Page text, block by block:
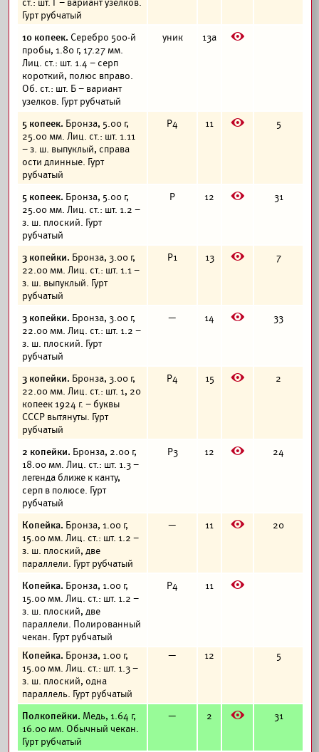
ст.: шт. Г – вариант узелков.
Гурт рубчатый
10 копеек. Серебро 500-й
пробы, 1.80 г, 17.27 мм.
Лиц. ст.: шт. 1.4 – серп
короткий, полюс вправо.
Об. ст.: шт. Б – вариант
узелков. Гурт рубчатый
уник 13а E
5 копеек. Бронза, 5.00 г,
25.00 мм. Лиц. ст.: шт. 1.11
– з. ш. выпуклый, справа
ости длинные. Гурт
рубчатый
Р4 11 E 5
5 копеек. Бронза, 5.00 г,
25.00 мм. Лиц. ст.: шт. 1.2 –
з. ш. плоский. Гурт
рубчатый
Р 12 E 31
3 копейки. Бронза, 3.00 г,
22.00 мм. Лиц. ст.: шт. 1.1 –
з. ш. выпуклый. Гурт
рубчатый
Р1 13 E 7
3 копейки. Бронза, 3.00 г,
22.00 мм. Лиц. ст.: шт. 1.2 –
з. ш. плоский. Гурт
рубчатый
— 14 E 33
3 копейки. Бронза, 3.00 г,
22.00 мм. Лиц. ст.: шт. 1, 20
копеек 1924 г. – буквы
СССР вытянуты. Гурт
рубчатый
Р4 15 E 2
2 копейки. Бронза, 2.00 г,
18.00 мм. Лиц. ст.: шт. 1.3 –
легенда ближе к канту,
серп в полюсе. Гурт
рубчатый
Р3 12 E 24
Копейка. Бронза, 1.00 г,
15.00 мм. Лиц. ст.: шт. 1.2 –
з. ш. плоский, две
параллели. Гурт рубчатый
— 11 E 20
Копейка. Бронза, 1.00 г,
15.00 мм. Лиц. ст.: шт. 1.2 –
з. ш. плоский, две
параллели. Полированный
чекан. Гурт рубчатый
Р4 11 E
Копейка. Бронза, 1.00 г,
15.00 мм. Лиц. ст.: шт. 1.3 –
з. ш. плоский, одна
параллель. Гурт рубчатый
— 12 5
Полкопейки. Медь, 1.64 г,
16.00 мм. Обычный чекан.
Гурт рубчатый
— 2 E 31